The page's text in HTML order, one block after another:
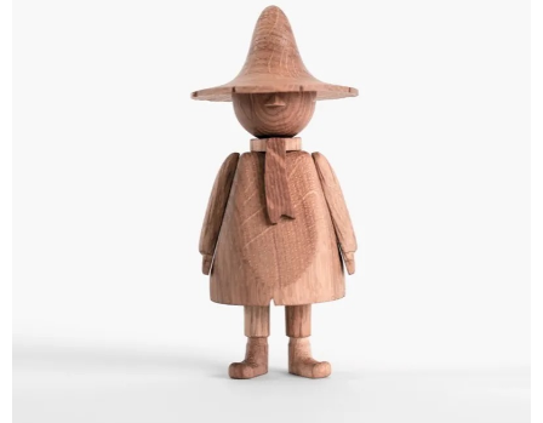
2.基於同意付款使用「大哥付你分期」之契約關係目的，商店將以您的個人
資料（包含姓名、電話或地址）提供予台灣大哥大進項蒐集、處理及利用，
由本公司與您本人進行分期帳單所需資料之確認、核對及更正。
3.完整用戶服務條款，請詳閱以下連結： https://oppay.tw/userRule
※ 交易是否成功請以「AFTEE先享後付 」之結帳頁面顯示為準，若有關於
是否繳費成功／繳費後需取消欲退款等相關疑問，請聯繫「AFTEE先享後付
https://netprotections.freshdesk.com/support/home
１．透過由恩沛科技股份有限公司提供之「AFTEE先享後付」服務完成之交
易，需依本服務之必要範圍內提供個人資料，並將交易相關給付款項請求債
權轉讓予恩沛科技股份有限公司。
２．關於個人資料處理事宜，請瀏覽以下網址：
https://aftee.tw/terms/#terms3
３．未成年的使用者請事先徵得法定代理人或監護人之同意方可使用
「AFTEE先享後付」，若未經同意申辦者引起之損失，本公司不負相關責
４．使用「AFTEE先享後付」時，將依據個別帳號之用戶狀況，依本公司即
時審查核予不同之上限額度；若仍有額度不足之情形，本公司將視審查結果
５．嚴禁一人註冊多個帳號或使用他人資訊註冊。若發現惡意使用之情形，